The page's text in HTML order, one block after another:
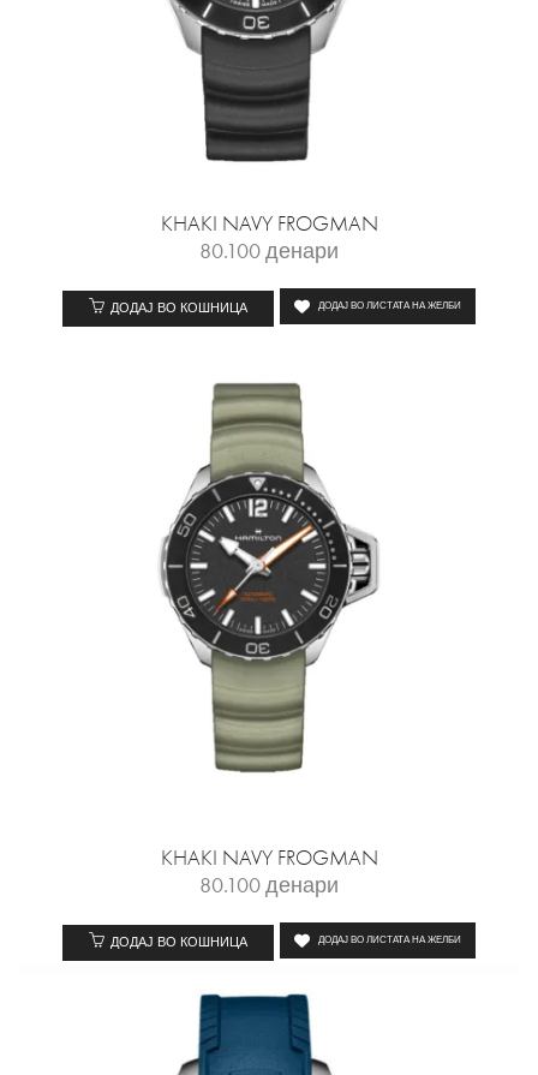
KHAKI NAVY FROGMAN
80.100денари
ДОДАЈ ВО КОШНИЦА ДОДАЈ ВО ЛИСТАТА НА ЖЕЛБИ
KHAKI NAVY FROGMAN
80.100денари
ДОДАЈ ВО КОШНИЦА ДОДАЈ ВО ЛИСТАТА НА ЖЕЛБИ